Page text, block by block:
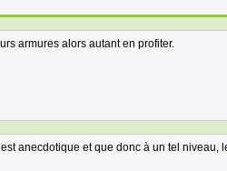
armures alors autant en profiter.
anecdotique et que donc à un tel niveau,